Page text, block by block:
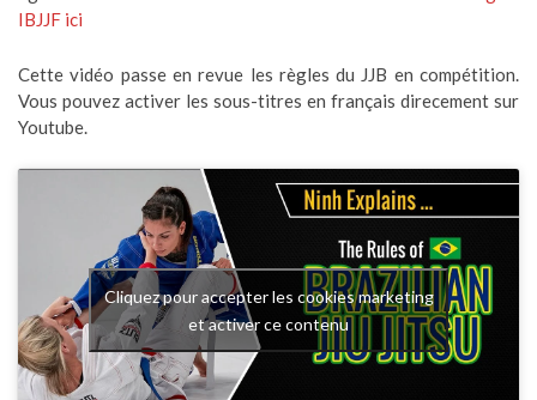
IBJJF ici
Cette vidéo passe en revue les règles du JJB en compétition.
Vous pouvez activer les sous-titres en français direcement sur
Youtube.
Cliquez pour accepter les cookies marketing
et activer ce contenu